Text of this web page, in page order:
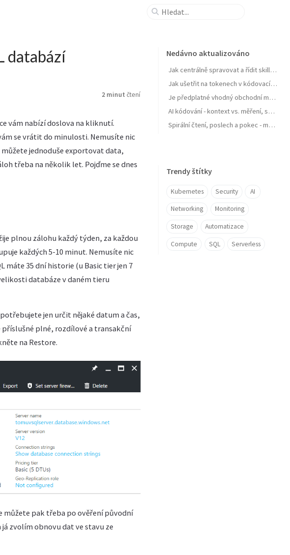
databází
2 minut čtení
vám nabízí doslova na kliknutí.
se vrátit do minulosti. Nemusíte nic
jednoduše exportovat data,
třeba na několik let. Pojďme se dnes
plnou zálohu každý týden, za každou
každých 5-10 minut. Nemusíte nic
máte 35 dní historie (u Basic tier jen 7
databáze v daném tieru
jen určit nějaké datum a čas,
příslušné plné, rozdílové a transakční
na Restore.
můžete pak třeba po ověření původní
zvolím obnovu dat ve stavu ze
Nedávno aktualizováno
Jak centrálně spravovat a řídit skills pro agenty a zejména jejich samostatné zlepšování
Jak ušetřit na tokenech v kódovacích agentech typu GitHub Copilot
Je předplatné vhodný obchodní model pro AI produkt? Zdražuje AI? Zdražují tokeny? Nebo se jen najíždí na férový model?
AI kódování - kontext vs. měření, software jako paměť, váš software se učit nebudu, OpenClaw a chytrá domácnost
Spirální čtení, poslech a pokec - moje AI workflow pro nasání knihy do mozku
Trendy štítky
Kubernetes Security AI
Networking Monitoring
Storage Automatizace
Compute SQL Serverless